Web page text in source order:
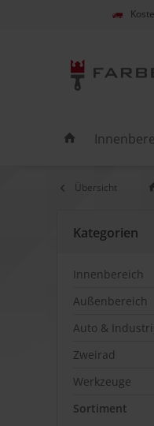
Übersicht
Kategorien
Innenbereich
Außenbereich
Auto &
Zweirad
Werkzeuge
Sortiment